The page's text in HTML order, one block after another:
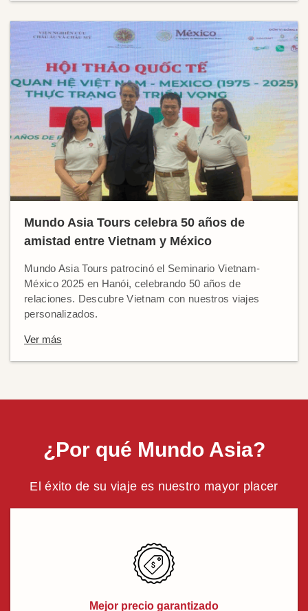
Mundo Asia Tours celebra 50 años de
amistad entre Vietnam y México
Mundo Asia Tours patrocinó el Seminario Vietnam-
México 2025 en Hanói, celebrando 50 años de
relaciones. Descubre Vietnam con nuestros viajes
personalizados.
Ver más
¿Por qué Mundo Asia?
El éxito de su viaje es nuestro mayor placer
Mejor precio garantizado